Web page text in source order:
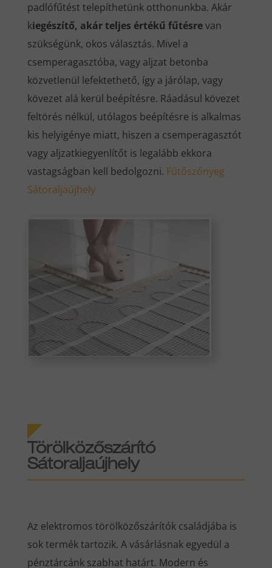
padlófűtést telepíthetünk otthonunkba. Akár
kiegészítő, akár teljes értékű fűtésrevan
szükségünk, okos választás. Mivel a
csemperagasztóba, vagy aljzat betonba
közvetlenül lefektethető, így a járólap, vagy
kövezet alá kerül beépítésre. Ráadásul kövezet
feltörés nélkül, utólagos beépítésre is alkalmas
kis helyigénye miatt, hiszen a csemperagasztót
vagy aljzatkiegyenlítőt is legalább ekkora
vastagságban kell bedolgozni. Fűtőszőnyeg
Sátoraljaújhely
Törölközőszárító
Sátoraljaújhely
Az elektromos törölközőszárítók családjába is
sok termék tartozik. A vásárlásnak egyedül a
pénztárcánk szabhat határt. Modern és